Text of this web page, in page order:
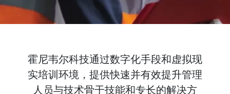
霍尼韦尔科技通过数字化手段和虚拟现
实培训环境，提供快速并有效提升管理
人员与技术骨干技能和专长的解决方